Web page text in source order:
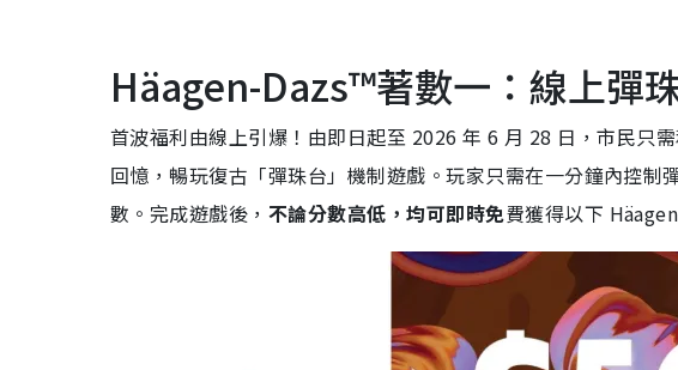
Häagen-Dazs™著數一：線上彈
首波福利由線上引爆 ！由即日起至 2026 年 6 月 28 日，市民只
回憶，暢玩復古「彈珠台」機制遊戲 。玩家只需在一分鐘內控
數 。 完成遊戲後， 不論分數高低，均可即時免費獲得以下